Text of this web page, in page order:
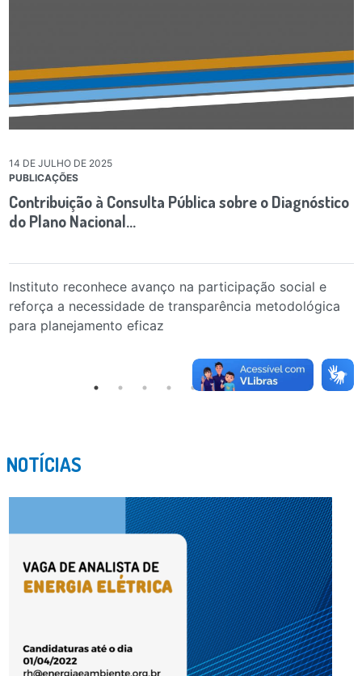
14 DE JULHO DE 2025
PUBLICAÇÕES
Contribuição à Consulta Pública sobre o Diagnóstico
do Plano Nacional…
Instituto reconhece avanço na participação social e
reforça a necessidade de transparência metodológica
para planejamento eficaz
NOTÍCIAS